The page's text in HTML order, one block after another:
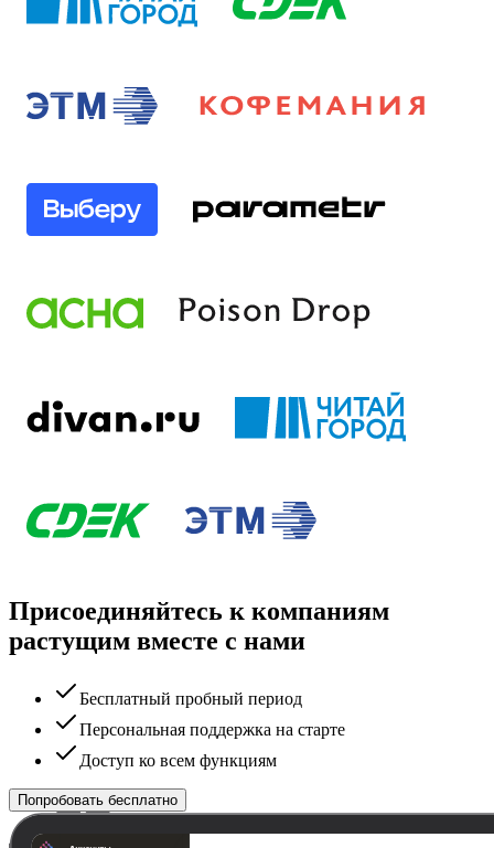
Присоединяйтесь к компаниям
растущим вместе с нами
Бесплатный пробный период
Персональная поддержка на старте
Доступ ко всем функциям
Попробовать бесплатно